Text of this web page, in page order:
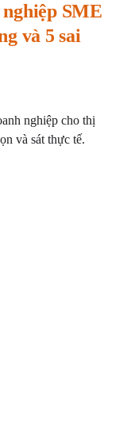
nghiệp SME
và 5 sai
nghiệp cho thị
và sát thực tế.